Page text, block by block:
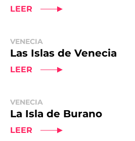
LEER
VENECIA
Las Islas de Venecia
LEER
VENECIA
La Isla de Burano
LEER